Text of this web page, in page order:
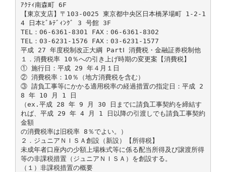
ｱｸﾃｨ南森町 6F
【東京支店】〒103-0025 東京都中央区日本橋茅場町 1-2-1
4 日本ﾋﾞﾙﾃﾞｨﾝｸﾞ 3 号館 3F
TEL：06-6361-8301 FAX：06-6361-8302
TEL：03-6231-1576 FAX：03-6231-1577
平成 27 年度税制改正大綱 PartⅠ 消費税・金融証券税制他
１．消費税率 10％への引き上げ時期の変更案【消費税】
① 施行日：平成 29 年４月１日
② 消費税率：10％（地方消費税を含む）
③ 請負工事等にかかる適用税率の経過措置の指定日：平成 2
8 年 10 月 1 日
（ex.平成 28 年 9 月 30 日までに請負工事契約を締結す
れば、平成 29 年 4 月 1 日以降の引渡しでも請負工事契約
金額
の消費税率は旧税率 8％でよい。）
２．ジュニアＮＩＳＡ創設（新設）【所得税】
未成年者口座内の少額上場株式等に係る配当所得及び譲渡所得
等の非課税措置（ジュニアＮＩＳＡ）を創設する。
（１）非課税措置の概要